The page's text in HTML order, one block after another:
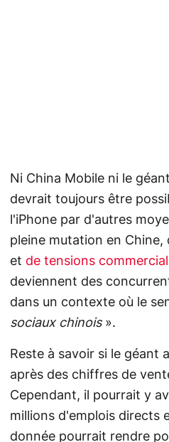
Ni China Mobile ni le
devrait toujours être
l'iPhone par d'autres
pleine mutation en
et de tensions
deviennent des
dans un contexte où le
sociaux chinois».
Reste à savoir si le géant
après des chiffres de
Cependant, il pourrait y
millions d'emplois directs
donnée pourrait rendre